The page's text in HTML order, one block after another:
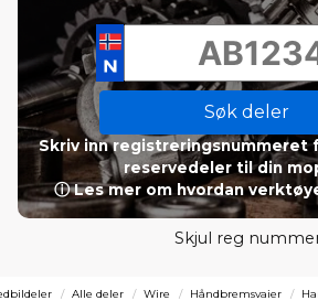
Søk deler
Skriv inn registreringsnummeret
reservedeler til din
ⓘ Les mer om hvordan
Skjul reg
Alle deler Wire Håndbremsvaier